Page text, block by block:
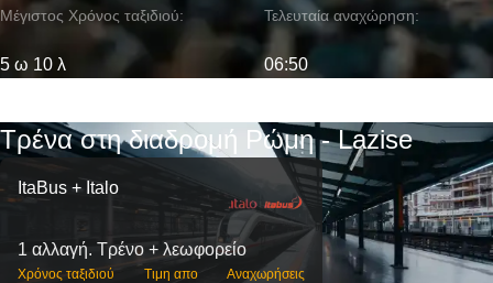
Μέγιστος Χρόνος ταξιδιού:
5 ω 10 λ
Τελευταία αναχώρηση:
06:50
Τρένα στη διαδρομή Ρώμη - Lazise
ItaBus + Italo
1 αλλαγή. Τρένο + λεωφορείο
Χρόνος ταξιδιού Τιμη απο Αναχωρήσεις